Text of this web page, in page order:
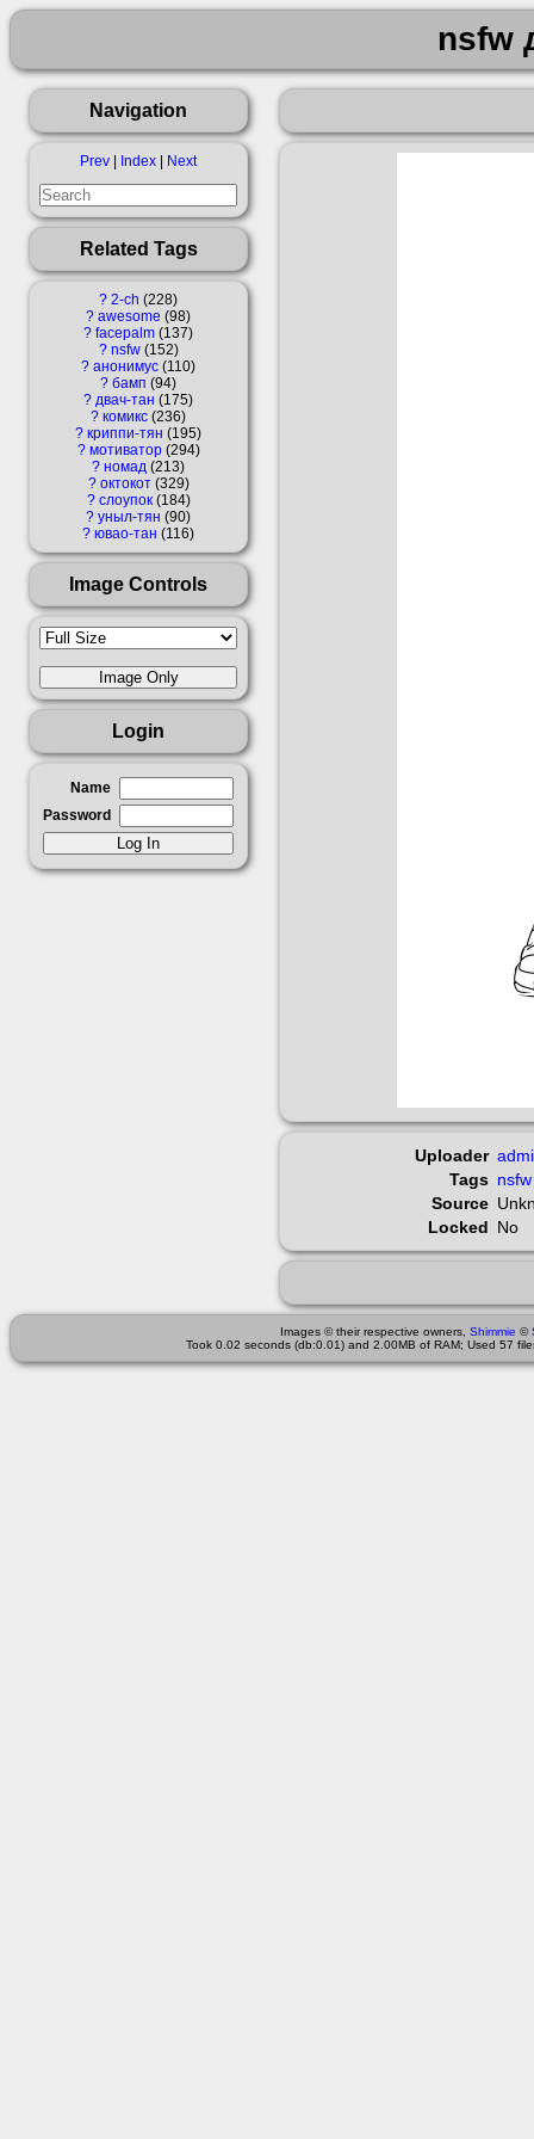
nsfw
Navigation
Prev Index Next
Related Tags
? 2-ch 228
? awesome 98
? facepalm 137
? nsfw 152
? анонимус 110
? бамп 94
? двач-тан
175
? комикс 236
? криппи-тян
195
? мотиватор 294
? номад 213
? октокот 329
? слоупок 184
? уныл-тян 90
? ювао-тан 116
Image Controls
Login
Name
Password
Uploader
Tags nsfw
Source
Locked No
Images © their respective owners, Shimmie ©
Took 0.02 seconds (db:0.01) and 2.00MB of RAM; Used 57